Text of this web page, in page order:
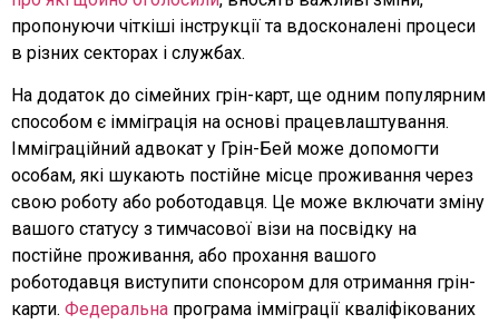
пропонуючи чіткіші інструкції та вдосконалені процеси
в різних секторах і службах.
На додаток до сімейних грін-карт, ще одним популярним
способом є імміграція на основі працевлаштування.
Імміграційний адвокат у Грін-Бей може допомогти
особам, які шукають постійне місце проживання через
свою роботу або роботодавця. Це може включати зміну
вашого статусу з тимчасової візи на посвідку на
постійне проживання, або прохання вашого
роботодавця виступити спонсором для отримання грін-
карти. Федеральна програма імміграції кваліфікованих